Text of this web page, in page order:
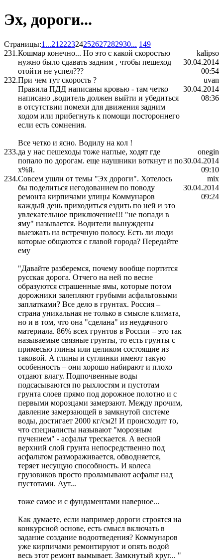
Эх, дороги...
Страницы:1 ...21 222324252627282930... 149
231.Кошмар конечно... Но это с какой скоростью
нужно было сдавать задним , чтобы пешеход
отойти не успел???
kalipso
30.04.2014
00:54
232.При чем тут скорость ?
Правила ПДД написаны кровью - там четко
написано ,водитель должен выйти и убедиться
в отсутствии помехи для движения задним
ходом или прибегнуть к помощи постороннего
если есть сомнения.
Все четко и ясно. Водилу на кол !
uvan
30.04.2014
08:36
233.да у нас пешеходы тоже наглые, ходят где
попало по дорогам. еще наушники воткнут и по
х%й.
onegin
30.04.2014
09:10
234.Совсем ушли от темы "Эх дороги". Хотелось
бы поделиться негодованием по поводу
ремонта кирпичами улицы Коммунаров
каждый день приходиться ездить по ней и это
увлекательное приключение!!! "не попади в
яму" называется. Водители вынуждены
выезжать на встречную полосу. Есть ли люди
которые общаются с главой города? Передайте
ему
"Давайте разберемся, почему вообще портится
русская дорога. Отчего на ней по весне
образуются страшенные ямы, которые потом
дорожники залепляют грубыми асфальтовыми
заплатками? Все дело в грунтах. Россия –
страна уникальная не только в смысле климата,
но и в том, что она "сделана" из неудачного
материала. 86% всех грунтов в России – это так
называемые связные грунты, то есть грунты с
примесью глины или целиком состоящие из
таковой. А глины и суглинки имеют такую
особенность – они хорошо набирают и плохо
отдают влагу. Подпочвенные воды
подсасываются по рыхлостям и пустотам
грунта слоев прямо под дорожное полотно и с
первыми морозцами замерзают. Между прочим,
давление замерзающей в замкнутой системе
воды, достигает 2000 кг/см2! И происходит то,
что специалисты называют "морозным
пучением" - асфальт трескается. А весной
верхний слой грунта непосредственно под
асфальтом размораживается, обводняется,
теряет несущую способность. И колеса
грузовиков просто проламывают асфальт над
пустотами. Аут...
тоже самое и с фундаментами наверное...
Как думаете, если например дороги строятся на
конкурсной основе, есть смысл включать в
задание создание водоотведения? Коммунаров
уже кирпичами ремонтируют и опять водой
весь этот ремонт вымывает. Замкнутый круг... "
mix
30.04.2014
09:24